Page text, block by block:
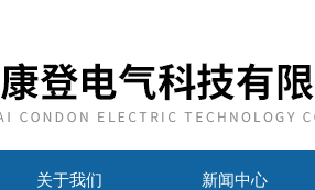
关于我们 新闻中心